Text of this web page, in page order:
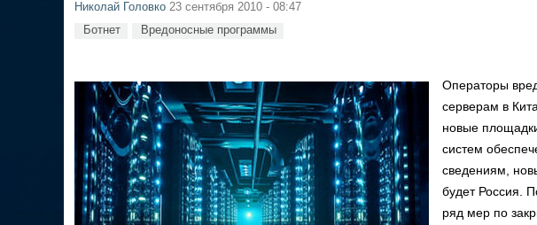
Николай Головко 23 сентября 2010 - 08:47
Ботнет Вредоносные программы
Операторы
серверам в
новые
систем
сведениям,
будет Россия.
ряд мер по